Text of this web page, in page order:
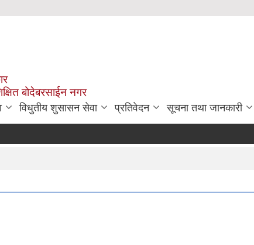
बोदेबरसाईन नगर
विधुतीय शुसासन सेवा प्रतिवेदन सूचना तथा जानकारी